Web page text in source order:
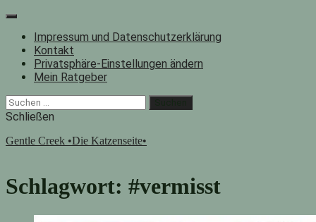
Zum
springenImpressum und Datenschutzerklärung
Kontakt
Privatsphäre-Einstellungen ändern
Mein Ratgeber
Facebook
Instagram
"Suche"-
Button
Suchen
nach:
Schließen
Gentle Creek •Die Katzenseite•
Schlagwort: #vermisst